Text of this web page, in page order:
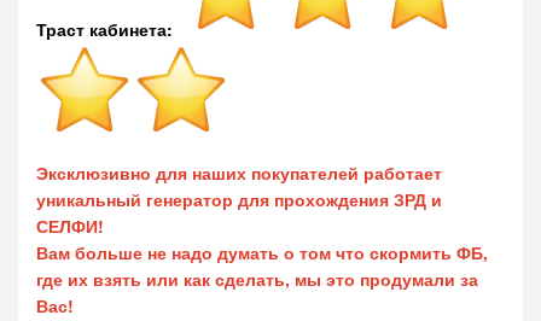
Траст кабинета:
Эксклюзивно для наших покупателей работает
уникальный генератор для прохождения ЗРД и
СЕЛФИ!
Вам больше не надо думать о том что скормить ФБ,
где их взять или как сделать, мы это продумали за
Вас!